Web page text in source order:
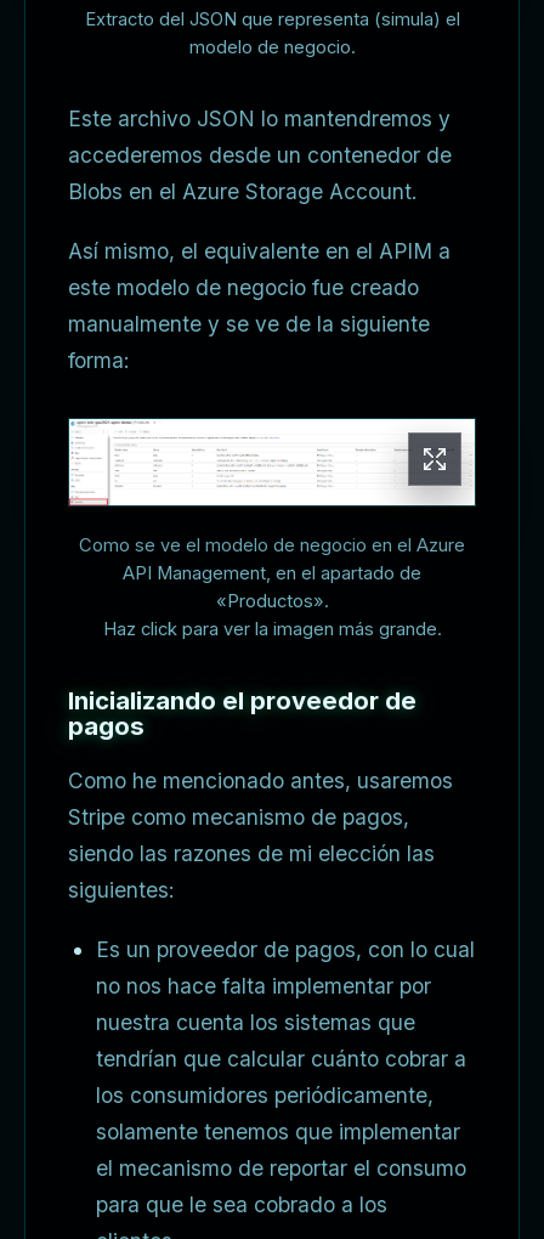
Extracto del JSON que representa (simula) el
modelo de negocio.
Este archivo JSON lo mantendremos y
accederemos desde un contenedor de
Blobs en el Azure Storage Account.
Así mismo, el equivalente en el APIM a
este modelo de negocio fue creado
manualmente y se ve de la siguiente
forma:
Como se ve el modelo de negocio en el Azure
API Management, en el apartado de
«Productos».
Haz click para ver la imagen más grande.
Inicializando el proveedor de
pagos
Como he mencionado antes, usaremos
Stripe como mecanismo de pagos,
siendo las razones de mi elección las
siguientes:
Es un proveedor de pagos, con lo cual
no nos hace falta implementar por
nuestra cuenta los sistemas que
tendrían que calcular cuánto cobrar a
los consumidores periódicamente,
solamente tenemos que implementar
el mecanismo de reportar el consumo
para que le sea cobrado a los